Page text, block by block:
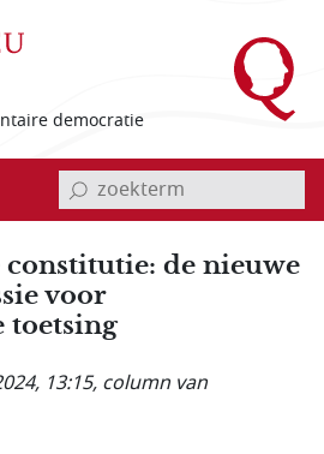
democratie
invoerveld zoekterm
constitutie: de nieuwe
voor
toetsing
13:15, column van